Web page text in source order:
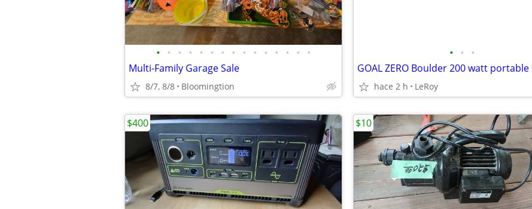
• • • • • • • • • • • • • • •
Multi-Family Garage Sale
8/7, 8/8 Bloomingtion
• • •
hace 2 h LeRoy
$400 $10